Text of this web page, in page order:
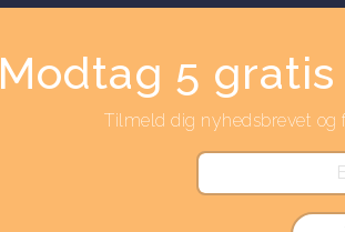
Modtag 5
Tilmeld dig nyhedsbrevet